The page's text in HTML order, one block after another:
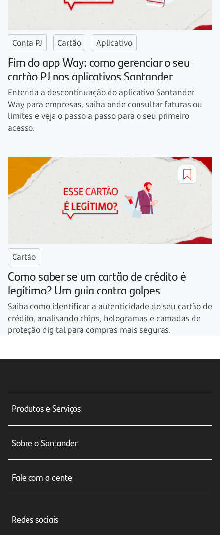
Conta PJ Cartão Aplicativo
Fim do app Way: como gerenciar o seu
cartão PJ nos aplicativos Santander
Entenda a descontinuação do aplicativo Santander
Way para empresas, saiba onde consultar faturas ou
limites e veja o passo a passo para o seu primeiro
acesso.
Cartão
Como saber se um cartão de crédito é
legítimo? Um guia contra golpes
Saiba como identificar a autenticidade do seu cartão de
crédito, analisando chips, hologramas e camadas de
proteção digital para compras mais seguras.
Produtos e Serviços
Seguros
Crédito e Financiamentos
Investimentos
Sobre o Santander
Fale com a gente
Central de Renegociação
Redes sociais